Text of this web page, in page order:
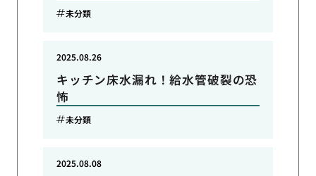
未分類
キッチン床水漏れ！給水管破裂の恐
怖
2025.08.26
未分類
2025.08.08